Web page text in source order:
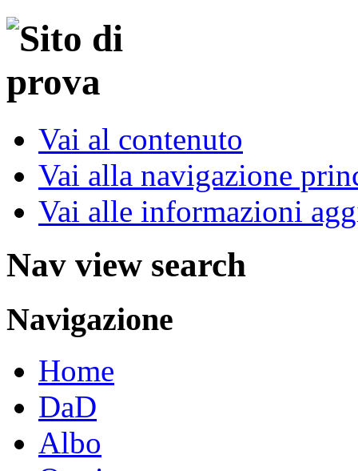
Vai al contenuto
Vai alla navigazione
Vai alle informazioni
Nav view search
Navigazione
Home
DaD
Albo